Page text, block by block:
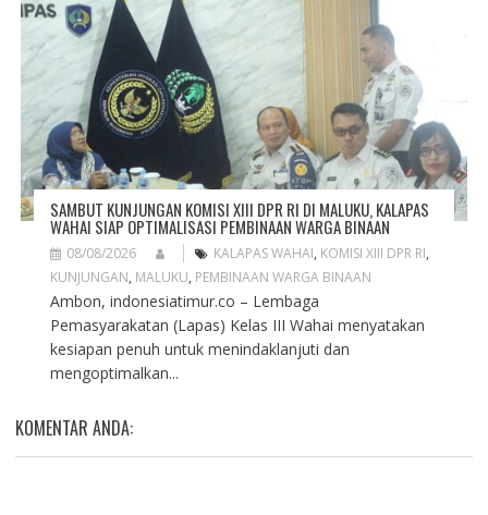
SAMBUT KUNJUNGAN KOMISI XIII DPR RI DI MALUKU, KALAPAS
WAHAI SIAP OPTIMALISASI PEMBINAAN WARGA BINAAN
08/08/2026 KALAPAS WAHAI, KOMISI XIII DPR RI,
KUNJUNGAN, MALUKU, PEMBINAAN WARGA BINAAN
Ambon, indonesiatimur.co – Lembaga
Pemasyarakatan (Lapas) Kelas III Wahai menyatakan
kesiapan penuh untuk menindaklanjuti dan
mengoptimalkan...
KOMENTAR ANDA: